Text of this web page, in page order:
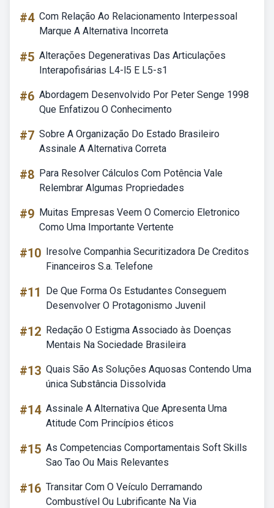
#4 Com Relação Ao Relacionamento Interpessoal
Marque A Alternativa Incorreta
#5 Alterações Degenerativas Das Articulações
Interapofisárias L4-l5 E L5-s1
#6 Abordagem Desenvolvido Por Peter Senge 1998
Que Enfatizou O Conhecimento
#7 Sobre A Organização Do Estado Brasileiro
Assinale A Alternativa Correta
#8 Para Resolver Cálculos Com Potência Vale
Relembrar Algumas Propriedades
#9 Muitas Empresas Veem O Comercio Eletronico
Como Uma Importante Vertente
#10 Iresolve Companhia Securitizadora De Creditos
Financeiros S.a. Telefone
#11
De Que Forma Os Estudantes Conseguem
Desenvolver O Protagonismo Juvenil
#12 Redação O Estigma Associado às Doenças
Mentais Na Sociedade Brasileira
#13 Quais São As Soluções Aquosas Contendo Uma
única Substância Dissolvida
#14 Assinale A Alternativa Que Apresenta Uma
Atitude Com Princípios éticos
#15 As Competencias Comportamentais Soft Skills
Sao Tao Ou Mais Relevantes
#16 Transitar Com O Veículo Derramando
Combustível Ou Lubrificante Na Via